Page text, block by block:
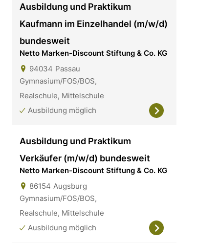
Ausbildung und Praktikum
Kaufmann im Einzelhandel (m/w/d)
bundesweit
Netto Marken-Discount Stiftung & Co. KG
94034 Passau
Gymnasium/FOS/BOS,
Realschule, Mittelschule
Ausbildung möglich
Ausbildung und Praktikum
Verkäufer (m/w/d) bundesweit
Netto Marken-Discount Stiftung & Co. KG
86154 Augsburg
Gymnasium/FOS/BOS,
Realschule, Mittelschule
Ausbildung möglich